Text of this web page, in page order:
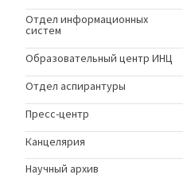
Отдел информационных
систем
Образовательный центр ИНЦ
Отдел аспирантуры
Пресс-центр
Канцелярия
Научный архив